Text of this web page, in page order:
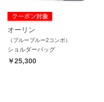
オーリン
（ブルーブルー2コンボ）
ショルダーバッグ
￥25,300